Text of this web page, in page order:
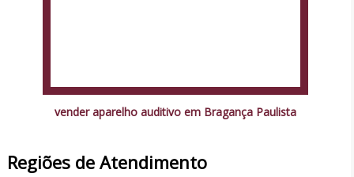
vender aparelho auditivo em Bragança Paulista
Regiões de Atendimento